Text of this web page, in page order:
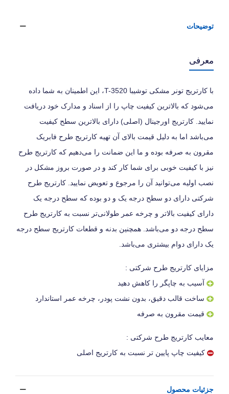
توضیحات
معرفی
با کارتریج تونر مشکی توشیبا T-3520، این اطمینان به شما داده
می‌شود که بالاترین کیفیت چاپ را از اسناد و مدارک خود دریافت
نمایید. کارتریج اورجینال (اصلی) دارای بالاترین سطح کیفیت
می‌باشد اما به دلیل قیمت بالای آن تهیه کارتریج طرح فابریک
مقرون به صرفه بوده و ما این ضمانت را می‌دهیم که کارتریج طرح
نیز با کیفیت خوبی برای شما کار کند و در صورت بروز مشکل در
نصب اولیه می‌توانید آن را مرجوع و تعویض نمایید. کارتریج طرح
شرکتی دارای دو سطح درجه یک و دو بوده که سطح درجه یک
دارای کیفیت بالاتر و چرخه عمر طولانی‌تر نسبت به کارتریج طرح
سطح درجه دو می‌باشد. همچنین بدنه و قطعات کارتریج سطح درجه
یک دارای دوام بیشتری می‌باشد.
مزایای کارتریج طرح شرکتی :
آسیب به چاپگر را کاهش دهید
ساخت قالب دقیق، بدون نشت پودر، چرخه عمر استاندارد
قیمت مقرون به صرفه
معایب کارتریج طرح شرکتی :
کیفیت چاپ پایین تر نسبت به کارتریج اصلی
جزئیات محصول